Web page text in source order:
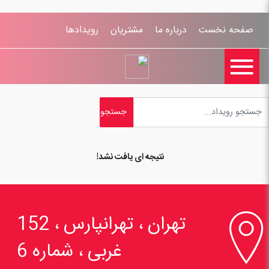
صفحه نخست درباره ما مشتریان رویدادها
قوانين و مقررات
ثبت شکایات راهنمای سایت
تماس با ما

نتیجه ای یافت نشد!

تهران ، تهرانپارس ، 152
غربی ، شماره 6